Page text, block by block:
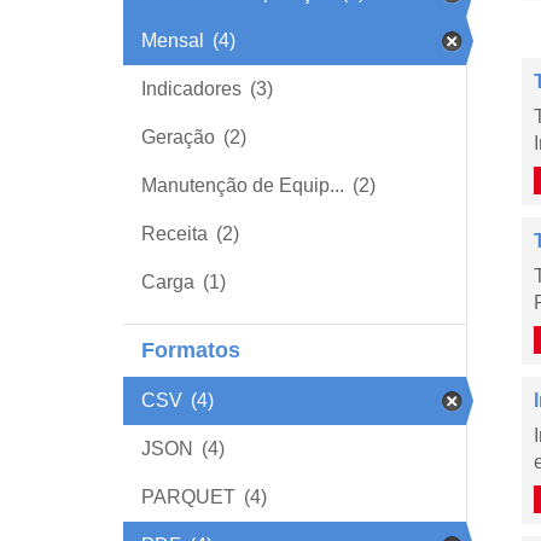
Mensal (4)
Indicadores (3)
Geração (2)
Manutenção de Equip... (2)
Receita (2)
Carga (1)
Formatos
CSV (4)
JSON (4)
PARQUET (4)